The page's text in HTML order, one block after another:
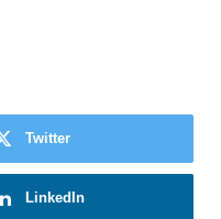
Twitter
LinkedIn